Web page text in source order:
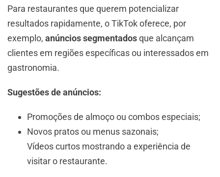
Para restaurantes que querem potencializar
resultados rapidamente, o TikTok oferece, por
exemplo, anúncios segmentadosque alcançam
clientes em regiões específicas ou interessados em
gastronomia.
Sugestões de anúncios:
Promoções de almoço ou combos especiais;
Novos pratos ou menus sazonais;
Vídeos curtos mostrando a experiência de
visitar o restaurante.